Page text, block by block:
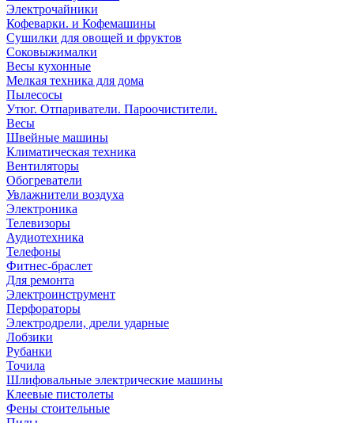
Электрочайники
Кофеварки. и Кофемашины
Сушилки для овощей и фруктов
Соковыжималки
Весы кухонные
Мелкая техника для дома
Пылесосы
Утюг. Отпариватели. Пароочистители.
Весы
Швейные машины
Климатическая техника
Вентиляторы
Обогреватели
Увлажнители воздуха
Электроника
Телевизоры
Аудиотехника
Телефоны
Фитнес-браслет
Для ремонта
Электроинструмент
Перфораторы
Электродрели, дрели ударные
Лобзики
Рубанки
Точила
Шлифовальные электрические машины
Клеевые пистолеты
Фены стоительные